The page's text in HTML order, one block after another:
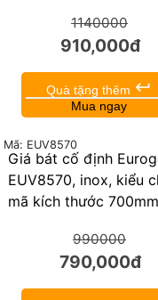
1140000
910,000đ
Quà tặng thêm keyboard_return
Mua ngay
Giá bát cố định
EUV8570, inox, kiểu
mã kích thước 700mm
Mã: EUV8570
990000
790,000đ